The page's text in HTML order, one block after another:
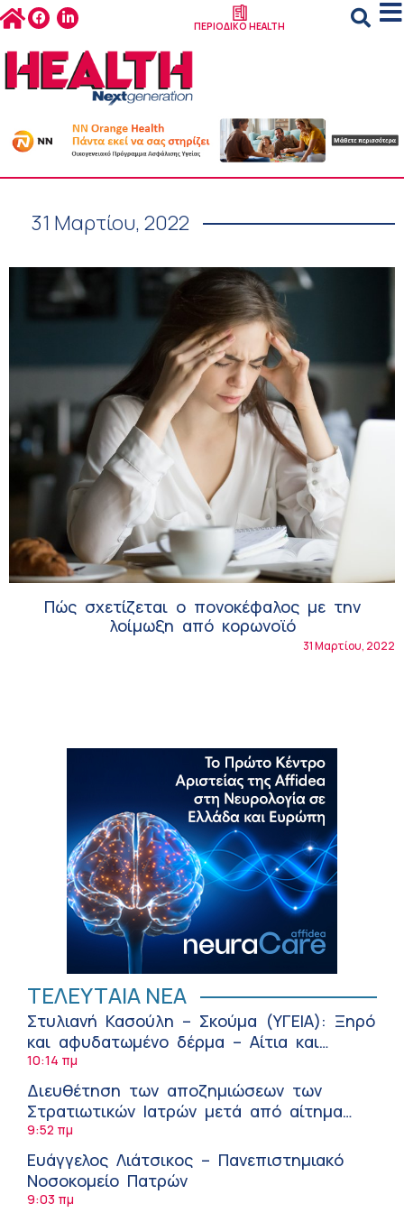
ΠΕΡΙΟΔΙΚΟ HEALTH
31 Μαρτίου, 2022
Πώς σχετίζεται ο πονοκέφαλος με την
λοίμωξη από κορωνοϊό
31 Μαρτίου, 2022
ΤΕΛΕΥΤΑΙΑ ΝΕΑ
Στυλιανή Κασούλη – Σκούμα (ΥΓΕΙΑ): Ξηρό
και αφυδατωμένο δέρμα – Αίτια και
αντιμετώπιση
10:14 πμ
Διευθέτηση των αποζημιώσεων των
Στρατιωτικών Ιατρών μετά από αίτημα
του ΙΣΑ
9:52 πμ
Ευάγγελος Λιάτσικος – Πανεπιστημιακό
Νοσοκομείο Πατρών
9:03 πμ